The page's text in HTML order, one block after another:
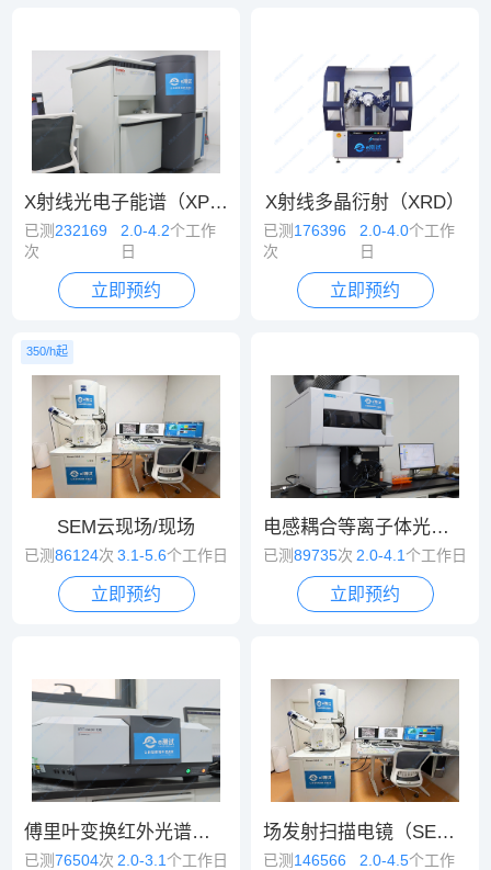
X射线光电子能谱（XPS）
已测232169
次
2.0-4.2个工作
日
立即预约
X射线多晶衍射（XRD）
已测 176396
次
2.0-4.0个工作
日
立即预约
350/h起
SEM云现场/现场
已测86124次 3.1-5.6个工作日
立即预约
电感耦合等离子体光谱/质谱（ICP-OES/MS）
已测89735次 2.0-4.1个工作日
立即预约
傅里叶变换红外光谱（FT-IR）
已测76504次 2.0-3.1 个工作日
场发射扫描电镜（SEM）
已测 146566
2.0-4.5个工作